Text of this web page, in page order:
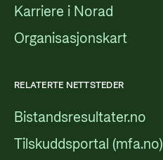
Karriere i Norad
Organisasjonskart
RELATERTE NETTSTEDER
Bistandsresultater.no
Tilskuddsportal (mfa.no)